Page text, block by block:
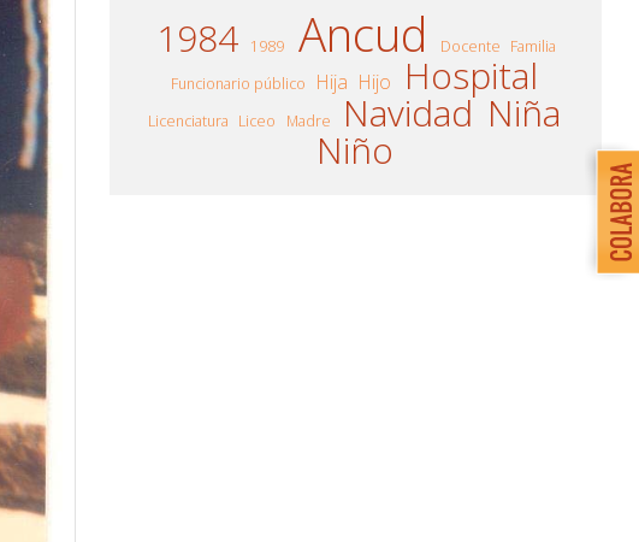
1984 1989 Ancud Docente Familia
Funcionario público
Hija Hijo Hospital
Licenciatura Liceo Madre Navidad Niña
Niño